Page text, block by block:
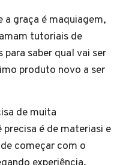
a graça é maquiagem,
tutoriais de
saber qual vai ser
produto novo a ser
de muita
é de materiasi e
começar com o